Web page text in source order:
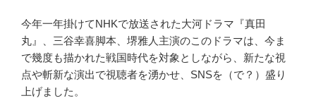
今年一年掛けてNHKで放送された大河ドラマ『真田
丸』、三谷幸喜脚本、堺雅人主演のこのドラマは、今ま
で幾度も描かれた戦国時代を対象としながら、新たな視
点や斬新な演出で視聴者を湧かせ、SNSを（で？）盛り
上げました。